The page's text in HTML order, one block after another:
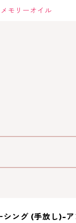
モリーオイル
シング (手放し)-